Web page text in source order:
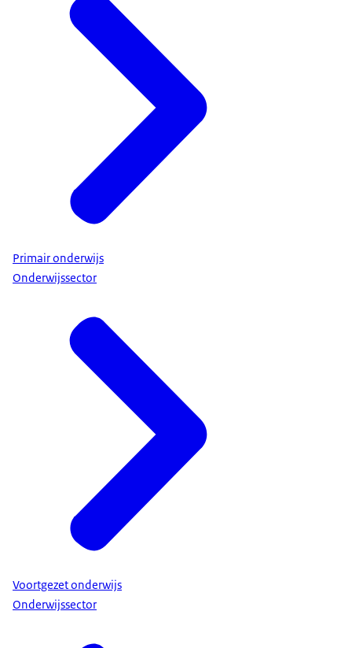
Primair onderwijs
Onderwijssector
Voortgezet onderwijs
Onderwijssector